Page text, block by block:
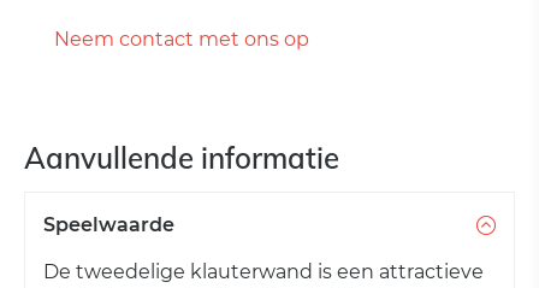
Neem contact met ons op
Aanvullende informatie
Speelwaarde
De tweedelige klauterwand is een attractieve